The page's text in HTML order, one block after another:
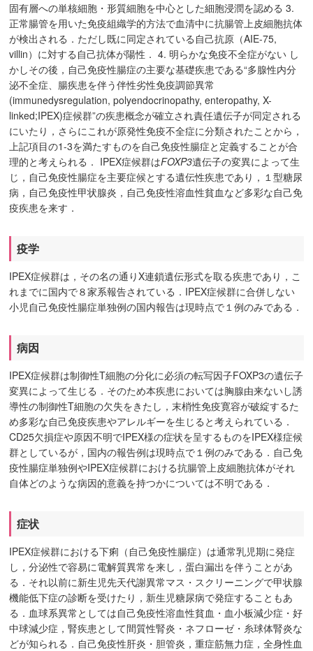
固有層への単核細胞・形質細胞を中心とした細胞浸潤を認める 3.
正常腸管を用いた免疫組織学的方法で血清中に抗腸管上皮細胞抗体
が検出される．ただし既に同定されている自己抗原（AIE-75,
villin）に対する自己抗体が陽性． 4. 明らかな免疫不全症がない し
かしその後，自己免疫性腸症の主要な基礎疾患である“多腺性内分
泌不全症、腸疾患を伴う伴性劣性免疫調節異常
(immunedysregulation, polyendocrinopathy, enteropathy, X-
linked;IPEX)症候群”の疾患概念が確立され責任遺伝子が同定される
にいたり，さらにこれが原発性免疫不全症に分類されたことから，
上記項目の1-3を満たすものを自己免疫性腸症と定義することが合
理的と考えられる． IPEX症候群はFOXP3遺伝子の変異によって生
じ，自己免疫性腸症を主要症候とする遺伝性疾患であり，１型糖尿
病，自己免疫性甲状腺炎，自己免疫性溶血性貧血など多彩な自己免
疫疾患を来す．
疫学
IPEX症候群は，その名の通りX連鎖遺伝形式を取る疾患であり，こ
れまでに国内で８家系報告されている．IPEX症候群に合併しない
小児自己免疫性腸症単独例の国内報告は現時点で１例のみである．
病因
IPEX症候群は制御性T細胞の分化に必須の転写因子FOXP3の遺伝子
変異によって生じる．そのため本疾患においては胸腺由来ないし誘
導性の制御性T細胞の欠失をきたし，末梢性免疫寛容が破綻するた
め多彩な自己免疫疾患やアレルギーを生じると考えられている．
CD25欠損症や原因不明でIPEX様の症状を呈するものをIPEX様症候
群としているが，国内の報告例は現時点で１例のみである．自己免
疫性腸症単独例やIPEX症候群における抗腸管上皮細胞抗体がそれ
自体どのような病因的意義を持つかについては不明である．
症状
IPEX症候群における下痢（自己免疫性腸症）は通常乳児期に発症
し，分泌性で容易に電解質異常を来し，蛋白漏出を伴うことがあ
る．それ以前に新生児先天代謝異常マス・スクリーニングで甲状腺
機能低下症の診断を受けたり，新生児糖尿病で発症することもあ
る．血球系異常としては自己免疫性溶血性貧血・血小板減少症・好
中球減少症，腎疾患として間質性腎炎・ネフローゼ・糸球体腎炎な
どが知られる．自己免疫性肝炎・胆管炎，重症筋無力症，全身性血